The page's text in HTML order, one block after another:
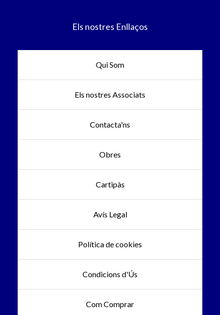
Els nostres Enllaços
Qui Som
Els nostres Associats
Contacta'ns
Obres
Cartipàs
Avís Legal
Política de cookies
Condicions d'Ús
Com Comprar